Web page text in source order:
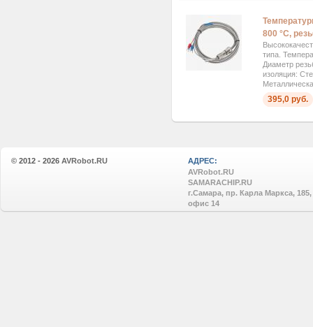
800 °C,
типа.
Диаметр
изоляция:
395,0 руб.
© 2012 - 2026 AVRobot.RU
АДРЕС:
AVRobot.RU
SAMARACHIP.RU
г.Самара, пр. Карла Маркса, 185,
офис 14